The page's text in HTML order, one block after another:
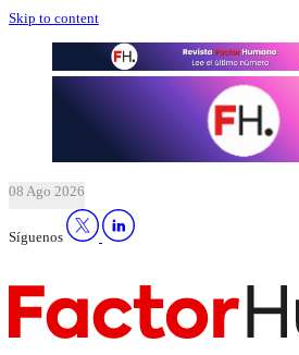
Skip to content
08 Ago 2026
Síguenos